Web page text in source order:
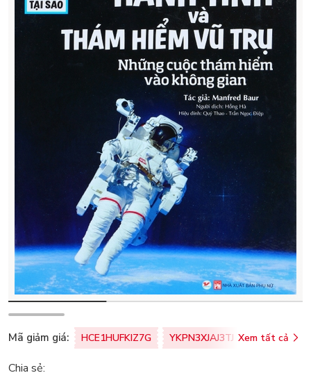
Mã giảm giá: HCE1HUFKIZ7G YKPN3XJAJ3TJ Xem tất cả
Chia sẻ: